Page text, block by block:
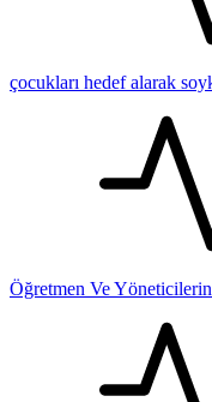
çocukları hedef alarak
Öğretmen Ve